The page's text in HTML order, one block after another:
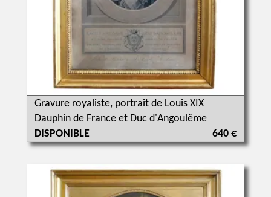
Gravure royaliste, portrait de Louis XIX
Dauphin de France et Duc d'Angoulême
DISPONIBLE
640 €